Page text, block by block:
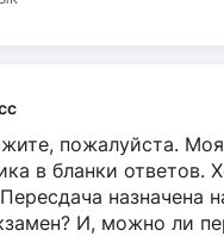
пожалуйста.
в бланки ответов.
И, можно ли